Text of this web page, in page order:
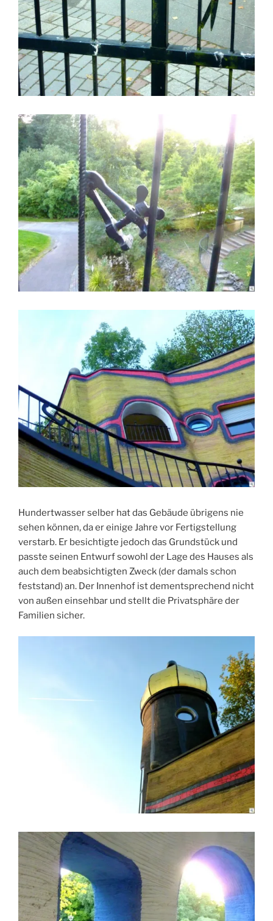
Hundertwasser selber hat das Gebäude übrigens nie
sehen können, da er einige Jahre vor Fertigstellung
verstarb. Er besichtigte jedoch das Grundstück und
passte seinen Entwurf sowohl der Lage des Hauses als
auch dem beabsichtigten Zweck (der damals schon
feststand) an. Der Innenhof ist dementsprechend nicht
von außen einsehbar und stellt die Privatsphäre der
Familien sicher.